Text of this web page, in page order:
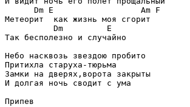
      Dm E                  Am F
Метеорит  как жизнь моя сгорит
          Dm         E
Так бесполезно и случайно
Небо насквозь звездою пробито
Притихла старуха-тюрьма
Замки на дверях,ворота закрыты
И долгая ночь сводит с ума
Припев